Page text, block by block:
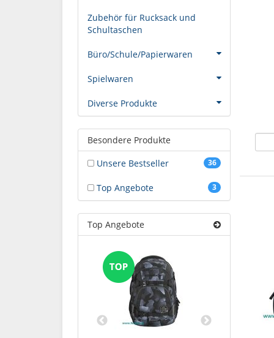
Zubehör für Rucksack und
Schultaschen
Büro/Schule/Papierwaren
Spielwaren
Diverse Produkte
Besondere Produkte
36
Unsere Bestseller
3
Top Angebote
Top Angebote